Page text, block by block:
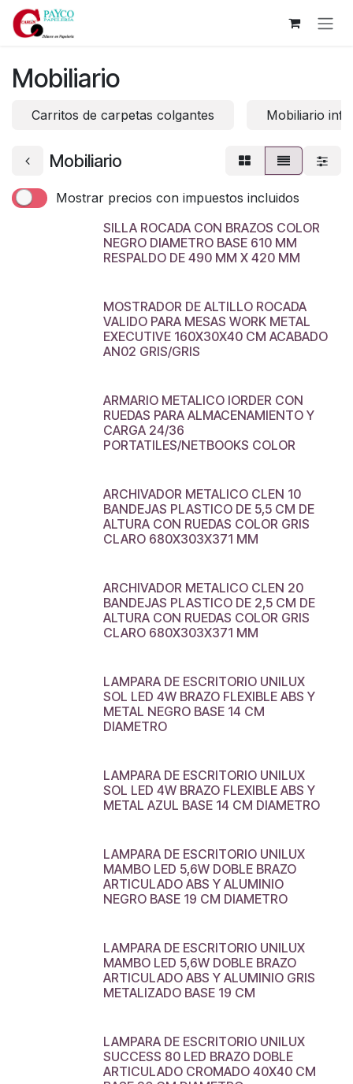
Ir al contenido
Mobiliario
Carritos de carpetas colgantes Mobiliario
Mobiliario
Mostrar precios con impuestos incluidos
SILLA ROCADA CON BRAZOS COLOR
NEGRO DIAMETRO BASE 610 MM
RESPALDO DE 490 MM X 420 MM
MOSTRADOR DE ALTILLO ROCADA
VALIDO PARA MESAS WORK METAL
EXECUTIVE 160X30X40 CM ACABADO
AN02 GRIS/GRIS
ARMARIO METALICO IORDER CON
RUEDAS PARA ALMACENAMIENTO Y
CARGA 24/36
PORTATILES/NETBOOKS COLOR
ARCHIVADOR METALICO CLEN 10
BANDEJAS PLASTICO DE 5,5 CM DE
ALTURA CON RUEDAS COLOR GRIS
CLARO 680X303X371 MM
ARCHIVADOR METALICO CLEN 20
BANDEJAS PLASTICO DE 2,5 CM DE
ALTURA CON RUEDAS COLOR GRIS
CLARO 680X303X371 MM
LAMPARA DE ESCRITORIO UNILUX
SOL LED 4W BRAZO FLEXIBLE ABS Y
METAL NEGRO BASE 14 CM
DIAMETRO
LAMPARA DE ESCRITORIO UNILUX
SOL LED 4W BRAZO FLEXIBLE ABS Y
METAL AZUL BASE 14 CM DIAMETRO
LAMPARA DE ESCRITORIO UNILUX
MAMBO LED 5,6W DOBLE BRAZO
ARTICULADO ABS Y ALUMINIO
NEGRO BASE 19 CM DIAMETRO
LAMPARA DE ESCRITORIO UNILUX
MAMBO LED 5,6W DOBLE BRAZO
ARTICULADO ABS Y ALUMINIO GRIS
METALIZADO BASE 19 CM
LAMPARA DE ESCRITORIO UNILUX
SUCCESS 80 LED BRAZO DOBLE
ARTICULADO CROMADO 40X40 CM